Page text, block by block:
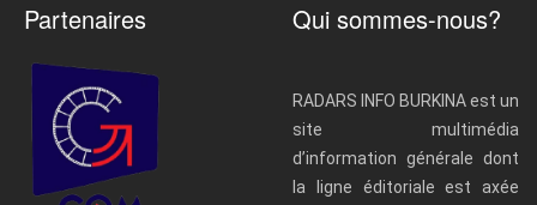
Partenaires Qui sommes-nous?
RADARS INFO BURKINA est un
site multimédia
d’information générale dont
la ligne éditoriale est axée